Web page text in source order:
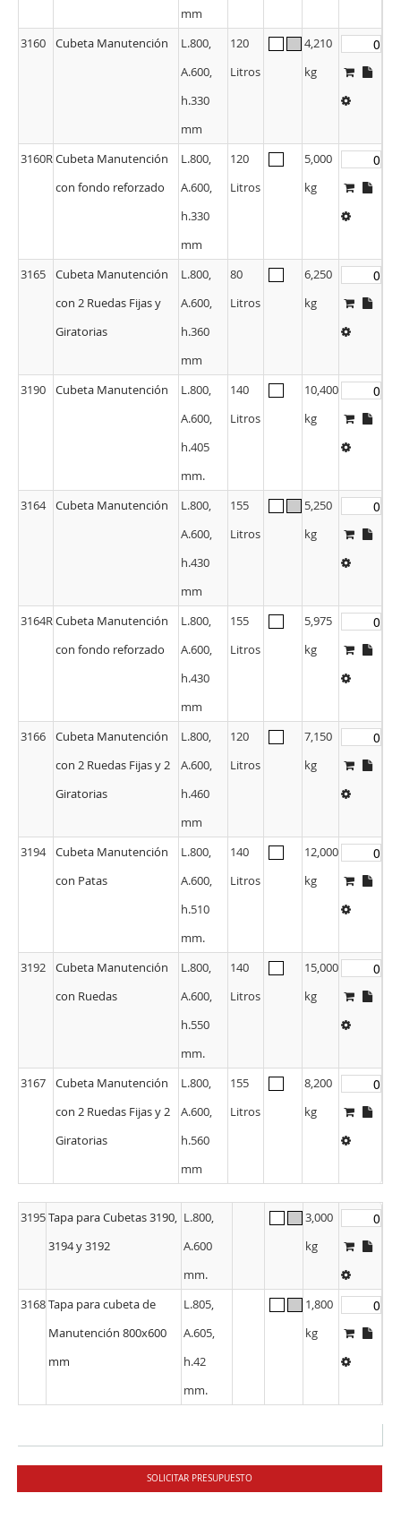
mm
3160 Cubeta Manutención
L.800,
A.600,
h.330
mm
120
Litros
4,210
kg
3160R Cubeta Manutención
con fondo reforzado
L.800,
A.600,
h.330
mm
120
Litros
5,000
kg
3165
Cubeta Manutención
con 2 Ruedas Fijas y
Giratorias
L.800,
A.600,
h.360
mm
80
Litros
6,250
kg
3190 Cubeta Manutención
L.800,
A.600,
h.405
mm.
140
Litros
10,400
kg
3164 Cubeta Manutención
L.800,
A.600,
h.430
mm
155
Litros
5,250
kg
3164R Cubeta Manutención
con fondo reforzado
L.800,
A.600,
h.430
mm
155
Litros
5,975
kg
3166
Cubeta Manutención
con 2 Ruedas Fijas y 2
Giratorias
L.800,
A.600,
h.460
mm
120
Litros
7,150
kg
3194
Cubeta Manutención
con Patas
L.800,
A.600,
h.510
mm.
140
Litros
12,000
kg
3192
Cubeta Manutención
con Ruedas
L.800,
A.600,
h.550
mm.
140
Litros
15,000
kg
3167
Cubeta Manutención
con 2 Ruedas Fijas y 2
Giratorias
L.800,
A.600,
h.560
mm
155
Litros
8,200
kg
3195Tapa para Cubetas 3190,
3194 y 3192
L.800,
A.600
mm.
3,000
kg
3168Tapa para cubeta de
Manutención 800x600
mm
L.805,
A.605,
h.42
mm.
1,800
kg
SOLICITAR PRESUPUESTO